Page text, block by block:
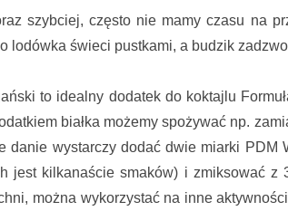
szybciej, często nie mamy czasu na
lodówka świeci pustkami, a budzik
to idealny dodatek do koktajlu
białka możemy spożywać np.
danie wystarczy dodać dwie miarki
jest kilkanaście smaków) i zmiksować
można wykorzystać na inne